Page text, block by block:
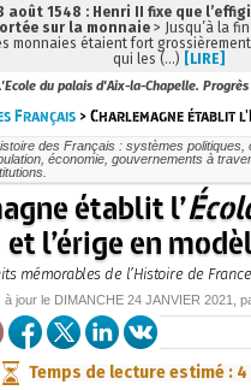
du palais d'Aix-la-Chapelle.
Français > Charlemagne établit
des Français : systèmes politiques,
économie, gouvernements à
établit l’
et l’érige en
mémorables de l’Histoire de
à jour le DIMANCHE 24 JANVIER 2021 ,
Temps de lecture estimé : 4
août 1548 : Henri II fixe que
sur la monnaie > Jusqu’à la
monnaies étaient fort
qui les (…) [LIRE]